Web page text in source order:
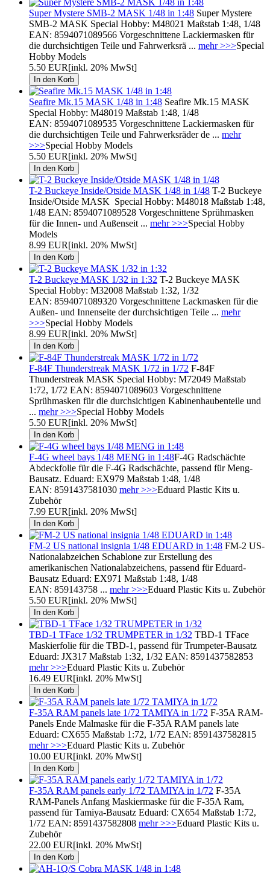
Super Mystere SMB-2 MASK 1/48 in 1:48 Super Mystere
SMB-2 MASK Special Hobby: M48021 Maßstab 1:48, 1/48
EAN: 8594071089566 Vorgeschnittene Lackiermasken für
die durchsichtigen Teile und Fahrwerksrä ... mehr >>>Special
Hobby Models
5.50 EUR[inkl. 20% MwSt]
Seafire Mk.15 MASK 1/48 in 1:48 Seafire Mk.15 MASK
Special Hobby: M48019 Maßstab 1:48, 1/48
EAN: 8594071089535 Vorgeschnittene Lackiermasken für
die durchsichtigen Teile und Fahrwerksräder de ... mehr
>>>Special Hobby Models
5.50 EUR[inkl. 20% MwSt]
T-2 Buckeye Inside/Otside MASK 1/48 in 1/48 T-2 Buckeye
Inside/Otside MASK Special Hobby: M48018 Maßstab 1:48,
1/48 EAN: 8594071089528 Vorgeschnittene Sprühmasken
für die Innen- und Außenseit ... mehr >>>Special Hobby
Models
8.99 EUR[inkl. 20% MwSt]
T-2 Buckeye MASK 1/32 in 1:32 T-2 Buckeye MASK
Special Hobby: M32008 Maßstab 1:32, 1/32
EAN: 8594071089320 Vorgeschnittene Lackmasken für die
Außen- und Innenseite der durchsichtigen Teile ... mehr
>>>Special Hobby Models
8.99 EUR[inkl. 20% MwSt]
F-84F Thunderstreak MASK 1/72 in 1/72 F-84F
Thunderstreak MASK Special Hobby: M72049 Maßstab
1:72, 1/72 EAN: 8594071089603 Vorgeschnittene
Sprühmasken für die durchsichtigen Kabinenhaubenteile und
... mehr >>>Special Hobby Models
5.50 EUR[inkl. 20% MwSt]
F-4G wheel bays 1/48 MENG in 1:48F-4G Radschächte
Abdeckfolie für die F-4G Radschächte, passend für Meng-
Bausatz. Eduard: EX979 Maßstab 1:48, 1/48
EAN: 8591437581030 mehr >>>Eduard Plastic Kits u.
Zubehör
7.99 EUR[inkl. 20% MwSt]
FM-2 US national insignia 1/48 EDUARD in 1:48 FM-2 US-
Nationalabzeichen Schablone zur Erstellung des
amerikanischen Nationalabzeichens, passend für Eduard-
Bausatz Eduard: EX971 Maßstab 1:48, 1/48
EAN: 859143758 ... mehr >>>Eduard Plastic Kits u. Zubehör
5.50 EUR[inkl. 20% MwSt]
TBD-1 TFace 1/32 TRUMPETER in 1/32 TBD-1 TFace
Maskierfolie für die TBD-1, passend für Trumpeter-Bausatz
Eduard: JX317 Maßstab 1:32, 1/32 EAN: 8591437582853
mehr >>>Eduard Plastic Kits u. Zubehör
16.49 EUR[inkl. 20% MwSt]
F-35A RAM panels late 1/72 TAMIYA in 1/72 F-35A RAM-
Panels Ende Malmaske für die F-35A RAM panels late
Eduard: CX655 Maßstab 1:72, 1/72 EAN: 8591437582815
mehr >>>Eduard Plastic Kits u. Zubehör
10.00 EUR[inkl. 20% MwSt]
F-35A RAM panels early 1/72 TAMIYA in 1/72 F-35A
RAM-Panels Anfang Maskiermaske für die F-35A Ram,
passend für Tamiya-Bausatz Eduard: CX654 Maßstab 1:72,
1/72 EAN: 8591437582808 mehr >>>Eduard Plastic Kits u.
Zubehör
22.00 EUR[inkl. 20% MwSt]